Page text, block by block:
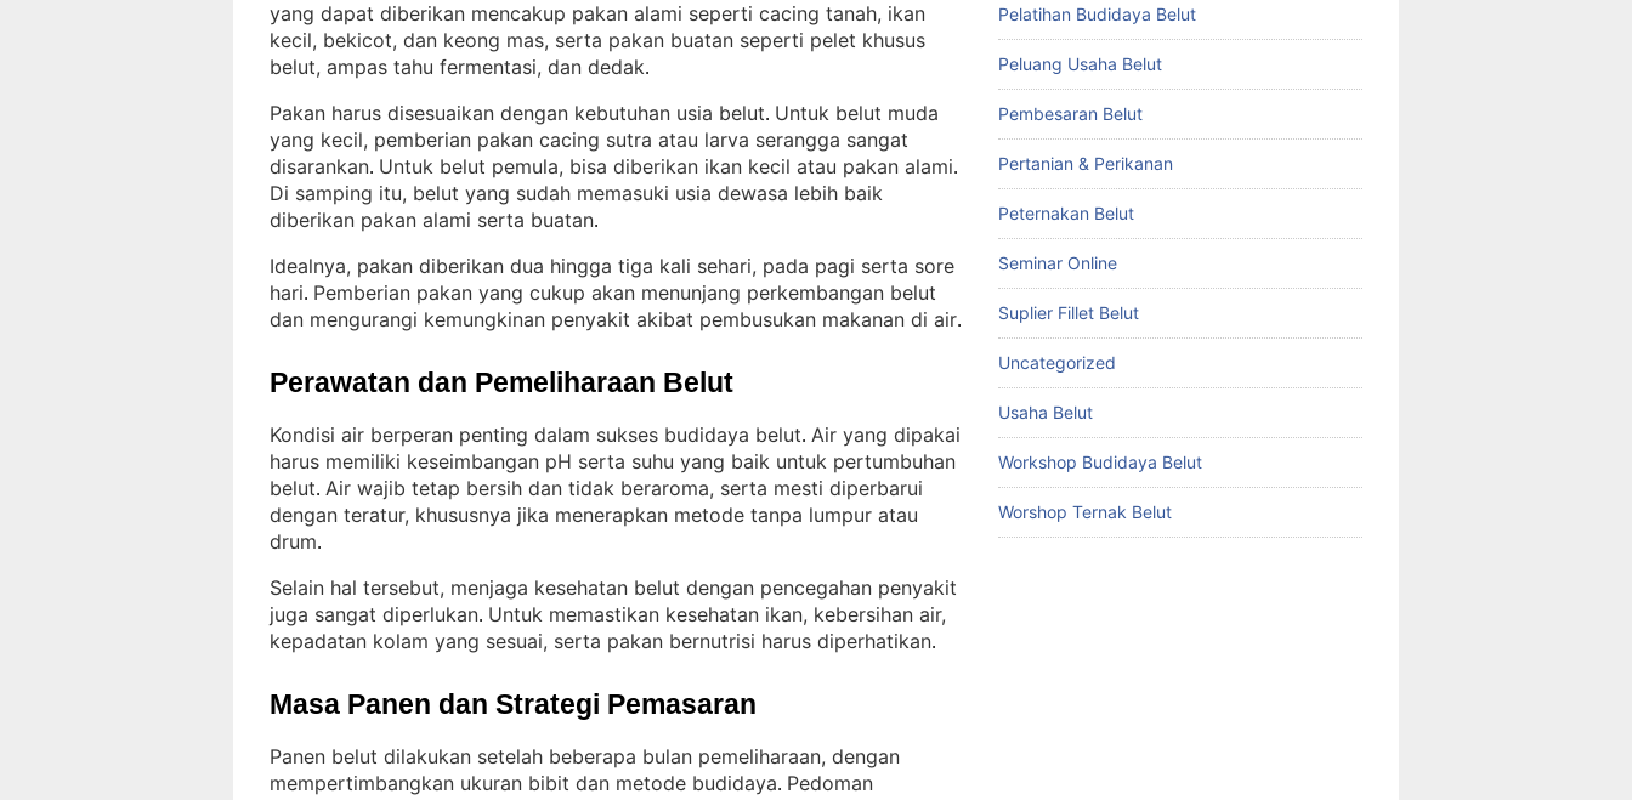
yang dapat diberikan mencakup pakan alami seperti cacing tanah, ikan
kecil, bekicot, dan keong mas, serta pakan buatan seperti pelet khusus
belut, ampas tahu fermentasi, dan dedak.
Pakan harus disesuaikan dengan kebutuhan usia belut. Untuk belut muda
yang kecil, pemberian pakan cacing sutra atau larva serangga sangat
disarankan. Untuk belut pemula, bisa diberikan ikan kecil atau pakan alami
Di samping itu, belut yang sudah memasuki usia dewasa lebih baik
diberikan pakan alami serta buatan.
Idealnya, pakan diberikan dua hingga tiga kali sehari, pada pagi serta sore
hari. Pemberian pakan yang cukup akan menunjang perkembangan belut
dan mengurangi kemungkinan penyakit akibat pembusukan makanan di air.
Perawatan dan Pemeliharaan Belut
Kondisi air berperan penting dalam sukses budidaya belut. Air yang dipakai
harus memiliki keseimbangan pH serta suhu yang baik untuk pertumbuhan
belut. Air wajib tetap bersih dan tidak beraroma, serta mesti diperbarui
dengan teratur, khususnya jika menerapkan metode tanpa lumpur atau
drum.
Selain hal tersebut, menjaga kesehatan belut dengan pencegahan penyakit
juga sangat diperlukan. Untuk memastikan kesehatan ikan, kebersihan air,
kepadatan kolam yang sesuai, serta pakan bernutrisi harus diperhatikan.
Masa Panen dan Strategi Pemasaran
Panen belut dilakukan setelah beberapa bulan pemeliharaan, dengan
mempertimbangkan ukuran bibit dan metode budidaya. Pedoman
Pelatihan Budidaya Belut
Peluang Usaha Belut
Pembesaran Belut
Pertanian & Perikanan
Peternakan Belut
Seminar Online
Suplier Fillet Belut
Uncategorized
Usaha Belut
Workshop Budidaya Belut
Worshop Ternak Belut